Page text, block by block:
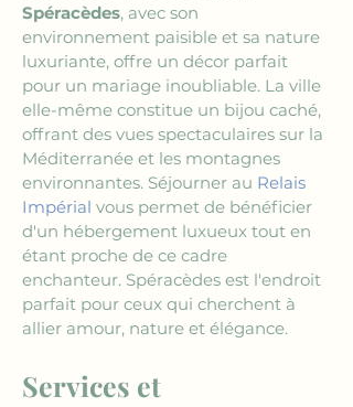
Spéracèdes, avec son
environnement paisible et sa nature
luxuriante, offre un décor parfait
pour un mariage inoubliable. La ville
elle-même constitue un bijou caché,
offrant des vues spectaculaires sur la
Méditerranée et les montagnes
environnantes. Séjourner au Relais
Impérial vous permet de bénéficier
d'un hébergement luxueux tout en
étant proche de ce cadre
enchanteur. Spéracèdes est l'endroit
parfait pour ceux qui cherchent à
allier amour, nature et élégance.
Services et